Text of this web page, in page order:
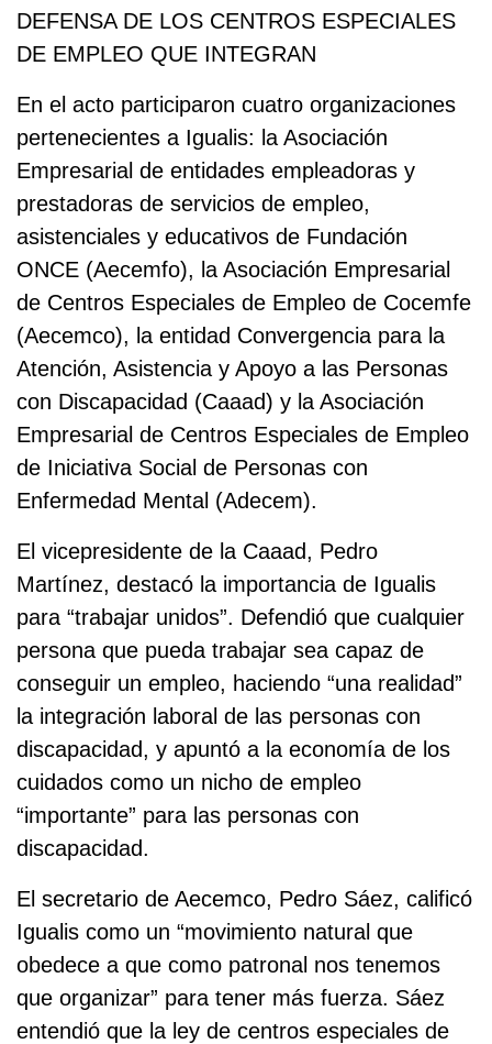
DEFENSA DE LOS CENTROS ESPECIALES
DE EMPLEO QUE INTEGRAN
En el acto participaron cuatro organizaciones
pertenecientes a Igualis: la Asociación
Empresarial de entidades empleadoras y
prestadoras de servicios de empleo,
asistenciales y educativos de Fundación
ONCE (Aecemfo), la Asociación Empresarial
de Centros Especiales de Empleo de Cocemfe
(Aecemco), la entidad Convergencia para la
Atención, Asistencia y Apoyo a las Personas
con Discapacidad (Caaad) y la Asociación
Empresarial de Centros Especiales de Empleo
de Iniciativa Social de Personas con
Enfermedad Mental (Adecem).
El vicepresidente de la Caaad, Pedro
Martínez, destacó la importancia de Igualis
para “trabajar unidos”. Defendió que cualquier
persona que pueda trabajar sea capaz de
conseguir un empleo, haciendo “una realidad”
la integración laboral de las personas con
discapacidad, y apuntó a la economía de los
cuidados como un nicho de empleo
“importante” para las personas con
discapacidad.
El secretario de Aecemco, Pedro Sáez, calificó
Igualis como un “movimiento natural que
obedece a que como patronal nos tenemos
que organizar” para tener más fuerza. Sáez
entendió que la ley de centros especiales de